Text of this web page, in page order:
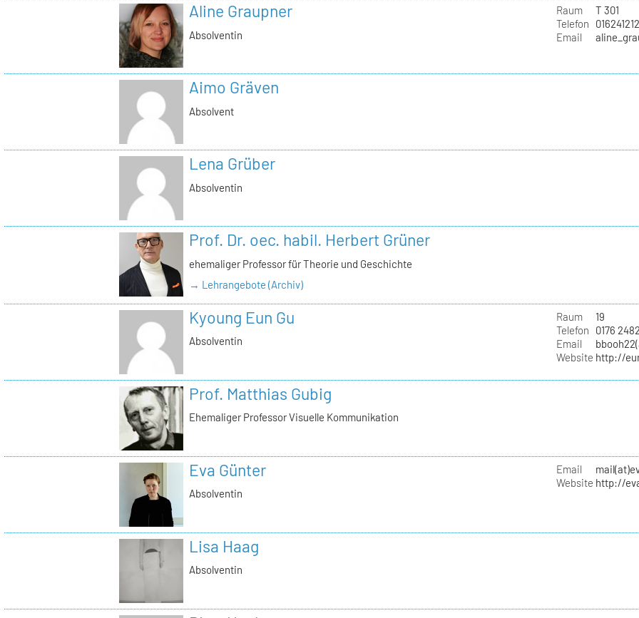
Aline Graupner
Absolventin
Raum
T 301
Telefon
Email
Aimo Gräven
Absolvent
Lena Grüber
Absolventin
Prof. Dr. oec. habil. Herbert Grüner
ehemaliger Professor für Theorie und Geschichte
→ Lehrangebote (Archiv)
Kyoung Eun Gu
Absolventin
Raum
19
Telefon
0176
Email
Website http://
Prof. Matthias Gubig
Ehemaliger Professor Visuelle Kommunikation
Eva Günter
Absolventin
Email
Website http://
Lisa Haag
Absolventin